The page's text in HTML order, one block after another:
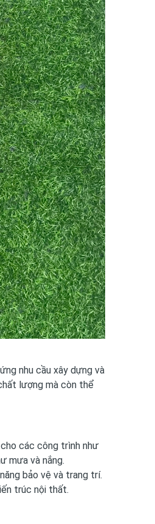
nhu cầu xây dựng và
lượng mà còn thể
các công trình như
mưa và nắng.
bảo vệ và trang trí.
trúc nội thất.